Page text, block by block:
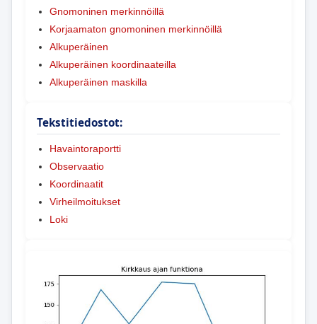
Gnomoninen merkinnöillä
Korjaamaton gnomoninen merkinnöillä
Alkuperäinen
Alkuperäinen koordinaateilla
Alkuperäinen maskilla
Tekstitiedostot:
Havaintoraportti
Observaatio
Koordinaatit
Virheilmoitukset
Loki